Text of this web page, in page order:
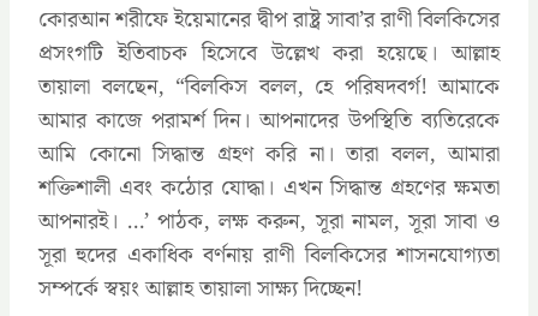
কোরআন শরীফে ইয়েমানের দ্বীপ রাষ্ট্র সাবা’র রাণী বিলকিসের
প্রসংগটি ইতিবাচক হিসেবে উল্লেখ করা হয়েছে। আল্লাহ
তায়ালা বলছেন, “বিলকিস বলল, হে পরিষদবর্গ! আমাকে
আমার কাজে পরামর্শ দিন। আপনাদের উপস্থিতি ব্যতিরেকে
আমি কোনো সিদ্ধান্ত গ্রহণ করি না। তারা বলল, আমারা
শক্তিশালী এবং কঠোর যোদ্ধা। এখন সিদ্ধান্ত গ্রহণের ক্ষমতা
আপনারই। …‍‍‍‌‌‌‌‌’ পাঠক, লক্ষ করুন, সূরা নামল, সূরা সাবা ও
সূরা হুদের একাধিক বর্ণনায় রাণী বিলকিসের শাসনযোগ্যতা
সম্পর্কে স্বয়ং আল্লাহ তায়ালা সাক্ষ্য দিচ্ছেন!